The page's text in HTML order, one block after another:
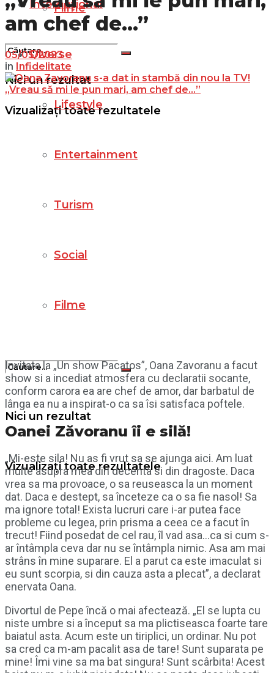
Filme
Nici un rezultat
Vizualizați toate rezultatele
Internațional
Diverse
Lifestyle
Entertainment
Turism
Social
Filme
Nici un rezultat
Vizualizați toate rezultatele
am chef de…”
05/05/2023
in Infidelitate
Invitata la „Un show Pacatos”, Oana Zavoranu a facut
show si a incediat atmosfera cu declaratii socante,
conform carora ea are chef de amor, dar barbatul de
lânga ea nu a inspirat-o ca sa îsi satisfaca poftele.
Oanei Zăvoranu îi e silă!
„Mi-este sila! Nu as fi vrut sa se ajunga aici. Am luat
multe asupra mea din decenta si din dragoste. Daca
vrea sa ma provoace, o sa reuseasca la un moment
dat. Daca e destept, sa înceteze ca o sa fie nasol! Sa
ma ignore total! Exista lucruri care i-ar putea face
probleme cu legea, prin prisma a ceea ce a facut în
trecut! Fiind posedat de cel rau, îl vad asa…ca si cum s-
ar întâmpla ceva dar nu se întâmpla nimic. Asa am mai
strâns în mine suparare. El a parut ca este imaculat si
eu sunt scorpia, si din cauza asta a plecat”, a declarat
enervata Oana.
Divortul de Pepe încă o mai afectează. „El se lupta cu
niste umbre si a început sa ma plictiseasca foarte tare
baiatul asta. Acum este un tiriplici, un ordinar. Nu pot
sa cred ca m-am pacalit asa de tare! Sunt suparata pe
mine! Îmi vine sa ma bat singura! Sunt scârbita! Acest